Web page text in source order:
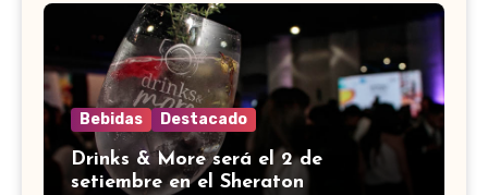
Bebidas Destacado
Drinks & More será el 2 de
setiembre en el Sheraton